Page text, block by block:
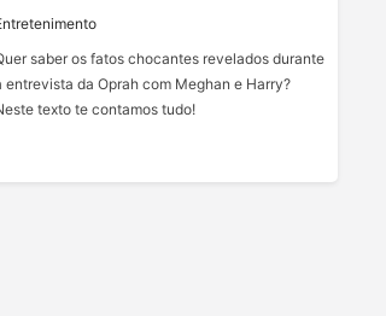
saber os fatos chocantes revelados durante
entrevista da Oprah com Meghan e Harry?
texto te contamos tudo!